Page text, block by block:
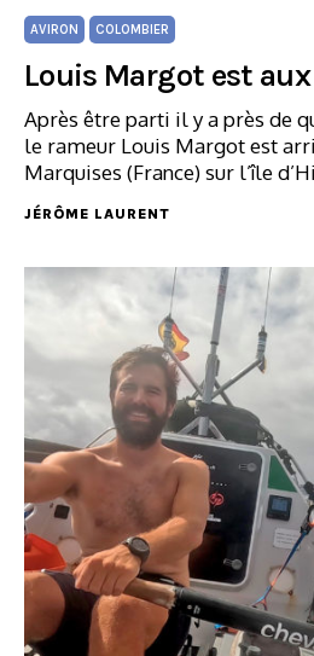
AVIRON COLOMBIER
Louis Margot est
Après être parti il y a près de
le rameur Louis Margot est
Marquises (France) sur l’île
JÉRÔME LAURENT